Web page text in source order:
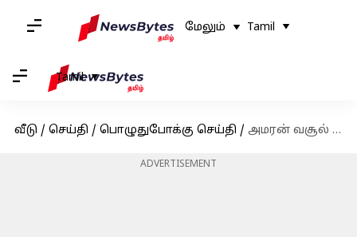
மேலும் Tamil
Tamil
வீடு / செய்தி / பொழுதுபோக்கு செய்தி / அமரன் வசூல் வேட்டை; முதல் நாள் பாக்ஸ் ஆபிஸில் இந்தியன் 2 சாதனை முறியடிப்பு
ADVERTISEMENT